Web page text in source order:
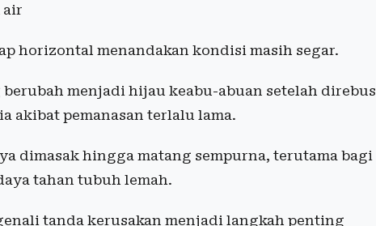
air
horizontal menandakan kondisi masih segar.
menjadi hijau keabu-abuan setelah direbus
akibat pemanasan terlalu lama.
dimasak hingga matang sempurna, terutama bagi
tahan tubuh lemah.
tanda kerusakan menjadi langkah penting